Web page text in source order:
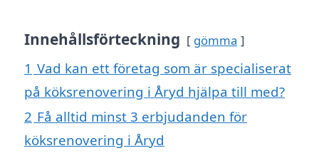
Innehållsförteckning gömma
1 Vad kan ett företag som är specialiserat
på köksrenovering i Åryd hjälpa till med?
2 Få alltid minst 3 erbjudanden för
köksrenovering i Åryd